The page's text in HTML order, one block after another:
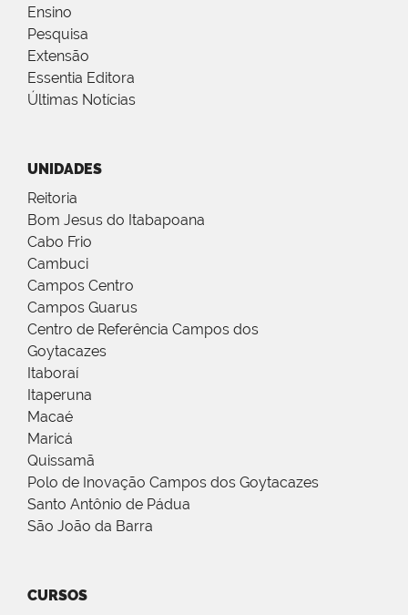
Ensino
Pesquisa
Extensão
Essentia Editora
Últimas Notícias
UNIDADES
Reitoria
Bom Jesus do Itabapoana
Cabo Frio
Cambuci
Campos Centro
Campos Guarus
Centro de Referência Campos dos
Goytacazes
Itaboraí
Itaperuna
Macaé
Maricá
Quissamã
Polo de Inovação Campos dos Goytacazes
Santo Antônio de Pádua
São João da Barra
CURSOS